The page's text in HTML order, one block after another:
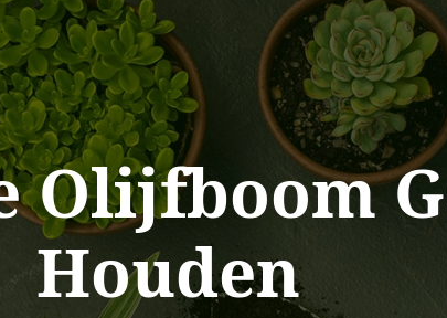
Olijfboom
Houden